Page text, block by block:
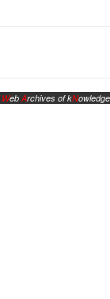
WebArchives of kNowledge